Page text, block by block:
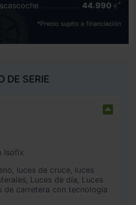
44.990 €
*Precio sujeto a financiación
DE SERIE
Isofix
Luces de día, Luces
de carretera con tecnología